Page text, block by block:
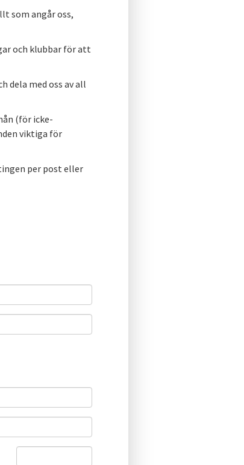
som angår oss,
och klubbar för att
dela med oss av all
(för icke-
viktiga för
per post eller